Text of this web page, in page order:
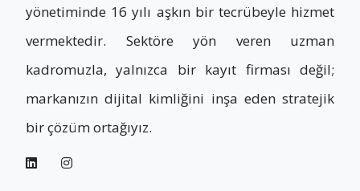
yönetiminde 16 yılı aşkın bir tecrübeyle hizmet
vermektedir. Sektöre yön veren uzman
kadromuzla, yalnızca bir kayıt firması değil;
markanızın dijital kimliğini inşa eden stratejik
bir çözüm ortağıyız.